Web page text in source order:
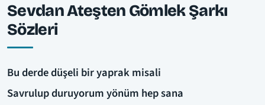
Sevdan Ateşten Gömlek Şarkı
Sözleri
Bu derde düşeli bir yaprak misali
Savrulup duruyorum yönüm hep sana